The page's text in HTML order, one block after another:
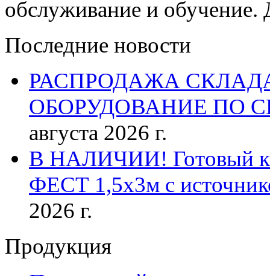
обслуживание и обучение.
Последние новости
РАСПРОДАЖА
ОБОРУДОВАНИЕ ПО
августа 2026 г.
В НАЛИЧИИ! Готовый к
ФЕСТ 1,5х3м с
2026 г.
Продукция